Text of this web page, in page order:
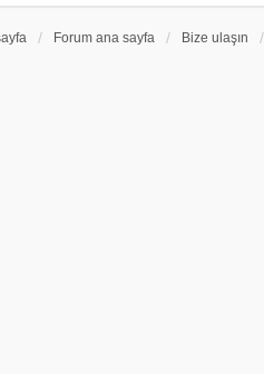
Forum ana sayfa Bize ulaşın